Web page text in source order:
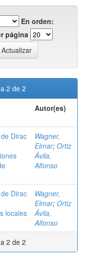
En orden:
página
2 de 2
Autor(es)
Dirac
Wagner,
Elmar; Ortiz
Ávila,
Alfonso
Dirac
locales
Wagner,
Elmar; Ortiz
Ávila,
Alfonso
2 de 2